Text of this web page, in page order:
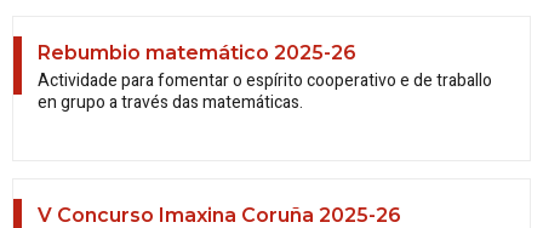
Rebumbio matemático 2025-26
Actividade para fomentar o espírito cooperativo e de traballo
en grupo a través das matemáticas.
V Concurso Imaxina Coruña 2025-26